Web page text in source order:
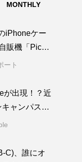
MONTHLY
iPhoneケー
販機「PickM
た
ート
が出現！？近
ャンパスに
ブースが
C)、誰にオ